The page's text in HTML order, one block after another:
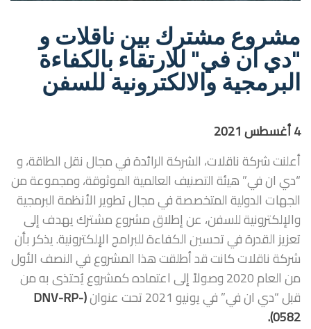
مشروع مشترك بين ناقلات و
"دي ان في" للارتقاء بالكفاءة
البرمجية والالكترونية للسفن
4أغسطس2021
أعلنت شركة ناقلات، الشركة الرائدة في مجال نقل الطاقة، و
“دي ان في” هيئة التصنيف العالمية الموثوقة، ومجموعة من
الجهات الدولية المتخصصة في مجال تطوير الأنظمة البرمجية
والإلكترونية للسفن، عن إطلاق مشروع مشترك يهدف إلى
تعزيز القدرة في تحسين الكفاءة للبرامج الإلكترونية. يذكر بأن
شركة ناقلات كانت قد أطلقت هذا المشروع في النصف الأول
من العام 2020 وصولاً إلى اعتماده كمشروع يُحتذى به من
قبل “دي ان في” في يونيو 2021 تحت عنوان
(DNV-RP-
0582)
.